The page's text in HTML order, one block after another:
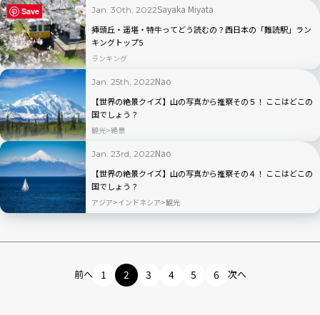
Jan. 30th, 2022Sayaka Miyata
挿頭丘・遥堪・特牛ってどう読むの？西日本の「難読駅」ラン
キングトップ5
ランキング
Jan. 25th, 2022Nao
【世界の絶景クイズ】山の写真から推察その５！ ここはどこの
国でしょう？
観光 絶景
Jan. 23rd, 2022Nao
【世界の絶景クイズ】山の写真から推察その４！ ここはどこの
国でしょう？
アジア インドネシア 観光
前へ 1 2 3 4 5 6 次へ
Save